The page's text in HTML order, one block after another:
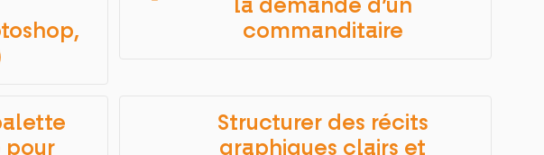
la demande d’un
commanditaire
pour
Structurer des récits
graphiques clairs et